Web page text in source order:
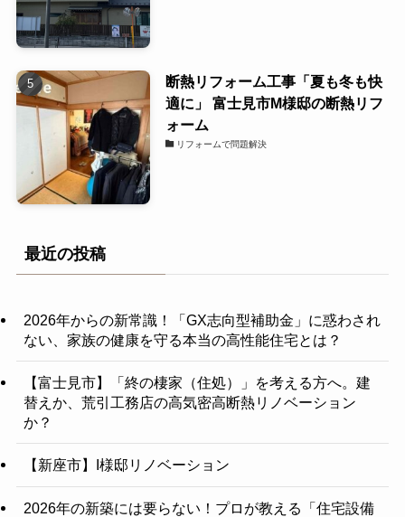
断熱リフォーム工事「夏も冬も快
適に」 富士見市M様邸の断熱リフ
ォーム
リフォームで問題解決
最近の投稿
2026年からの新常識！「GX志向型補助金」に惑わされ
ない、家族の健康を守る本当の高性能住宅とは？
【富士見市】「終の棲家（住処）」を考える方へ。建
替えか、荒引工務店の高気密高断熱リノベーション
か？
【新座市】I様邸リノベーション
2026年の新築には要らない！プロが教える「住宅設備